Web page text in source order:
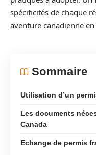
spécificités de chaque
aventure canadienne
Sommaire
Utilisation d’un
Les documents
Canada
Echange de permis